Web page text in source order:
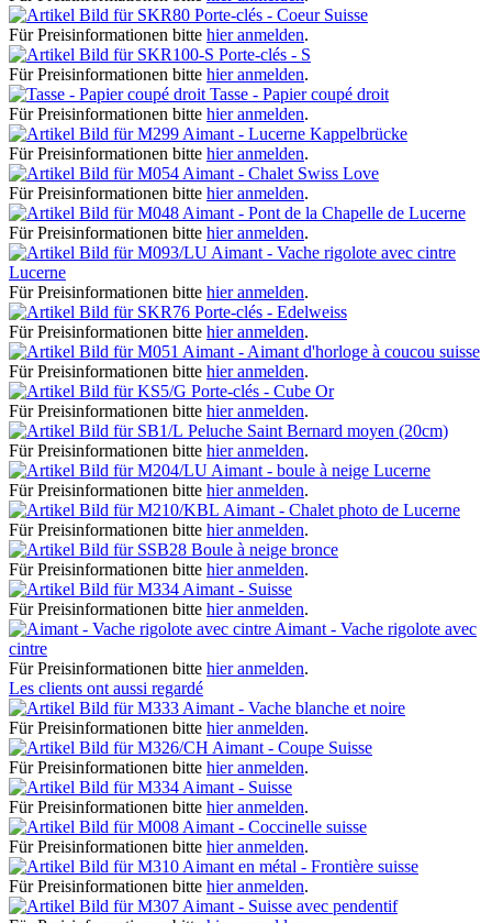
Porte-clés - Coeur Suisse
Für Preisinformationen bitte hier anmelden.
Porte-clés - S
Für Preisinformationen bitte hier anmelden.
Tasse - Papier coupé droit
Für Preisinformationen bitte hier anmelden.
Aimant - Lucerne Kappelbrücke
Für Preisinformationen bitte hier anmelden.
Aimant - Chalet Swiss Love
Für Preisinformationen bitte hier anmelden.
Aimant - Pont de la Chapelle de Lucerne
Für Preisinformationen bitte hier anmelden.
Aimant - Vache rigolote avec cintre
Lucerne
Für Preisinformationen bitte hier anmelden.
Porte-clés - Edelweiss
Für Preisinformationen bitte hier anmelden.
Aimant - Aimant d'horloge à coucou suisse
Für Preisinformationen bitte hier anmelden.
Porte-clés - Cube Or
Für Preisinformationen bitte hier anmelden.
Peluche Saint Bernard moyen (20cm)
Für Preisinformationen bitte hier anmelden.
Aimant - boule à neige Lucerne
Für Preisinformationen bitte hier anmelden.
Aimant - Chalet photo de Lucerne
Für Preisinformationen bitte hier anmelden.
Boule à neige bronce
Für Preisinformationen bitte hier anmelden.
Aimant - Suisse
Für Preisinformationen bitte hier anmelden.
Aimant - Vache rigolote avec
cintre
Für Preisinformationen bitte hier anmelden.
Les clients ont aussi regardé
Aimant - Vache blanche et noire
Für Preisinformationen bitte hier anmelden.
Aimant - Coupe Suisse
Für Preisinformationen bitte hier anmelden.
Aimant - Suisse
Für Preisinformationen bitte hier anmelden.
Aimant - Coccinelle suisse
Für Preisinformationen bitte hier anmelden.
Aimant en métal - Frontière suisse
Für Preisinformationen bitte hier anmelden.
Aimant - Suisse avec pendentif